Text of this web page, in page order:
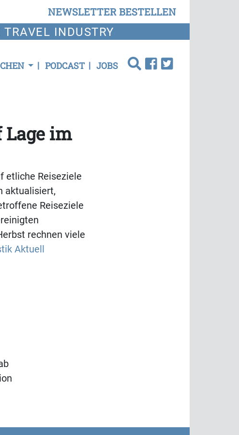
NEWSLETTER BESTELLEN
INDUSTRY
PODCAST JOBS
Lage im
etliche Reiseziele
aktualisiert,
Reiseziele
rechnen viele
Aktuell